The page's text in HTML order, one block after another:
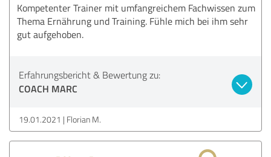
Kompetenter Trainer mit umfangreichem Fachwissen zum
Thema Ernährung und Training. Fühle mich bei ihm sehr
gut aufgehoben.
Erfahrungsbericht & Bewertung zu:
COACH MARC
19.01.2021 Florian M.